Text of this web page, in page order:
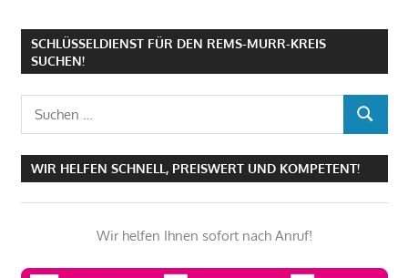
SCHLÜSSELDIENST FÜR DEN REMS-MURR-KREIS
SUCHEN!
SUCHEN
WIR HELFEN SCHNELL, PREISWERT UND KOMPETENT!
Wir helfen Ihnen sofort nach Anruf!